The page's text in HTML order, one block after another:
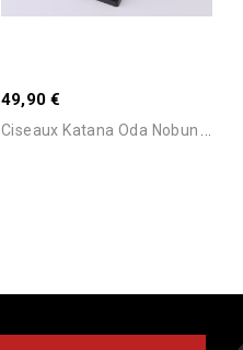
Consulter Pour Connaitre Le
Délai
49,90 €